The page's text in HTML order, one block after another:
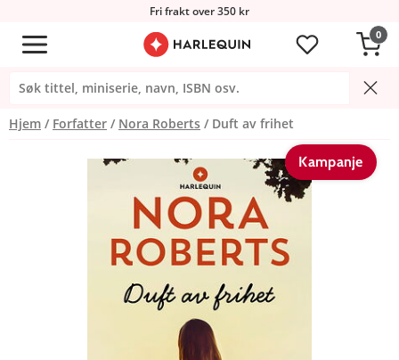
Fri frakt over 350 kr
0
Hjem Forfatter Nora Roberts Duft av frihet
Kampanje